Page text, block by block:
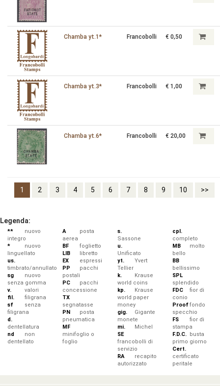
Chamba yt.1* Francobolli € 0,50
Chamba yt.3* Francobolli € 1,00
Chamba yt.6* Francobolli € 20,00
1 2 3 4 5 6 7 8 9 10 >>
Legenda:
**
nuovo
integro
*
nuovo
linguellato
us.
timbrato/annullato
sg
nuovo
senza gomma
v.
valori
fil.
filigrana
sf
senza
filigrana
d.
dentellatura
nd
non
dentellato
A
posta
aerea
BF
foglietto
LIB
libretto
EX
espressi
PP
pacchi
postali
PC
pacchi
concessione
TX
segnatasse
PN
posta
pneumatica
MF
minifoglio o
foglio
s.
Sassone
u.
Unificato
yt.
Yvert
Tellier
k.
Krause
world coins
kp.
Krause
world paper
money
gig.
Gigante
monete
mi.
Michel
SE
francobolli di
servizio
RA
recapito
autorizzato
cpl.
completo
MB
molto
bello
BB
bellissimo
SPL
splendido
FDC
fior di
conio
Prooffondo
specchio
FS
fior di
stampa
F.D.C. busta
primo giorno
Cert.
certificato
peritale